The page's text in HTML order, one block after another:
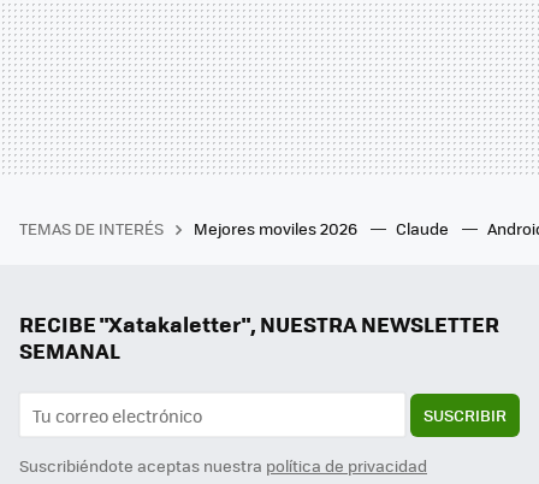
TEMAS DE INTERÉS Mejores moviles 2026 Claude
RECIBE "Xatakaletter", NUESTRA NEWSLETTER
SEMANAL
SUSCRIBIR
Suscribiéndote aceptas nuestra política de privacidad